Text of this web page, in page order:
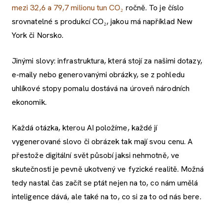
mezi 32,6 a 79,7 milionu tun CO₂ ročně. To je číslo
srovnatelné s produkcí CO₂, jakou má například New
York či Norsko.
Jinými slovy: infrastruktura, která stojí za našimi dotazy,
e-maily nebo generovanými obrázky, se z pohledu
uhlíkové stopy pomalu dostává na úroveň národních
ekonomik.
Každá otázka, kterou AI položíme, každé jí
vygenerované slovo či obrázek tak mají svou cenu. A
přestože digitální svět působí jaksi nehmotně, ve
skutečnosti je pevně ukotvený ve fyzické realitě. Možná
tedy nastal čas začít se ptát nejen na to, co nám umělá
inteligence dává, ale také na to, co si za to od nás bere.